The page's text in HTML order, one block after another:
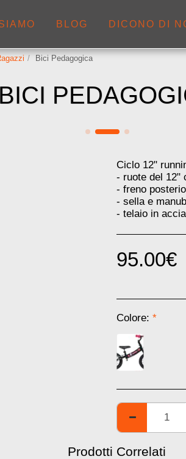
BLOG DICONO DI
Bici Pedagogica
BICI
Ciclo 12"
- ruote del 12"
- freno
- sella e
- telaio in
95.00€
Colore: *
Prodotti Correlati